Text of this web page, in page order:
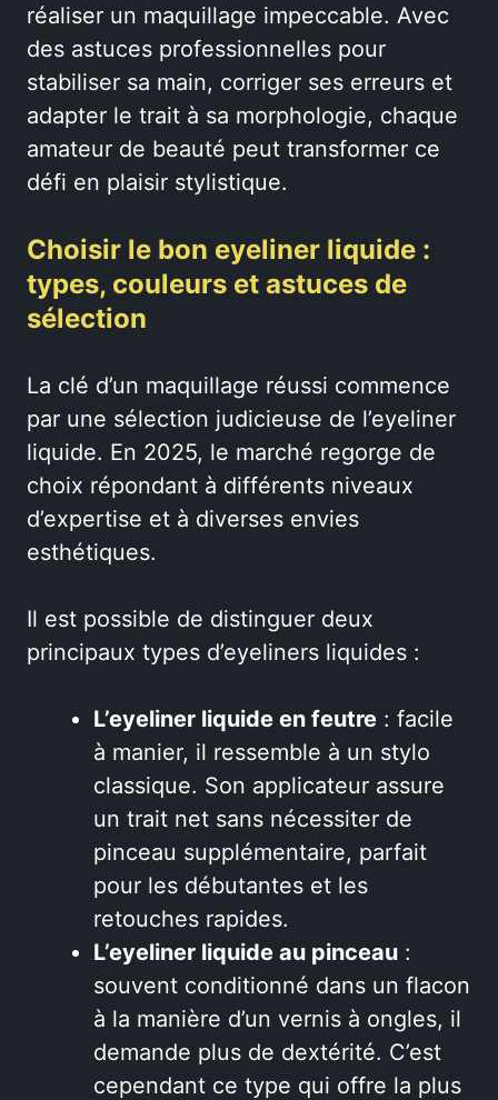
réaliser un maquillage impeccable. Avec
des astuces professionnelles pour
stabiliser sa main, corriger ses erreurs et
adapter le trait à sa morphologie, chaque
amateur de beauté peut transformer ce
défi en plaisir stylistique.
Choisir le bon eyeliner liquide :
types, couleurs et astuces de
sélection
La clé d’un maquillage réussi commence
par une sélection judicieuse de l’eyeliner
liquide. En 2025, le marché regorge de
choix répondant à différents niveaux
d’expertise et à diverses envies
esthétiques.
Il est possible de distinguer deux
principaux types d’eyeliners liquides :
L’eyeliner liquide en feutre : facile
à manier, il ressemble à un stylo
classique. Son applicateur assure
un trait net sans nécessiter de
pinceau supplémentaire, parfait
pour les débutantes et les
retouches rapides.
L’eyeliner liquide au pinceau :
souvent conditionné dans un flacon
à la manière d’un vernis à ongles, il
demande plus de dextérité. C’est
cependant ce type qui offre la plus